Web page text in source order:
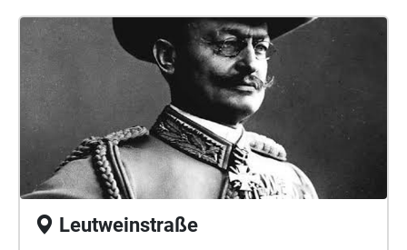
Leutweinstraße